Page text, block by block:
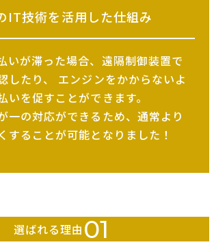
IT技術を活用した仕組み
いが滞った場合、遠隔制御装置で
たり、
エンジンをかからないよ
いを促すことができます。
一の対応ができるため、 通常より
することが可能となりました！
選ばれる理由 01